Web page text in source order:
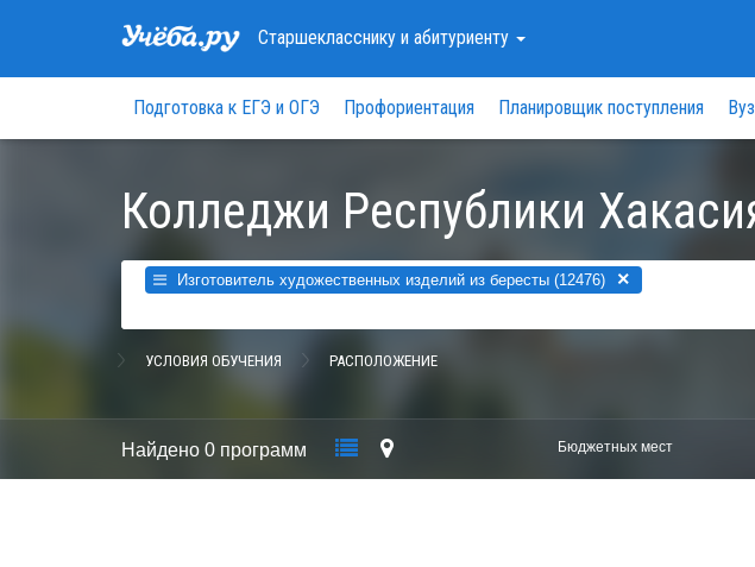
Старшеклассникуи абитуриенту
Подготовка к ЕГЭ и ОГЭ Профориентация Планировщик поступления
Колледжи Республики
Изготовитель художественных изделий из бересты (12476) ×
УСЛОВИЯ ОБУЧЕНИЯ РАСПОЛОЖЕНИЕ
Найдено 0 программ Бюджетных мест